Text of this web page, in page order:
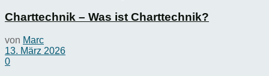
Charttechnik – Was ist Charttechnik?
von Marc
13. März 2026
0